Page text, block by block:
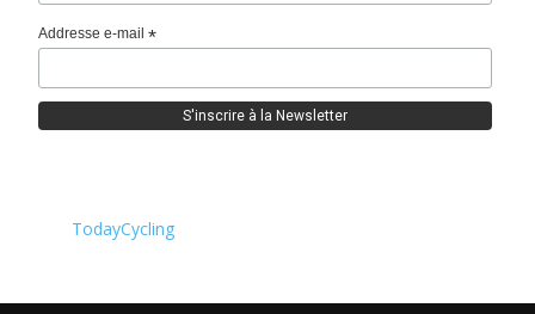
Addresse e-mail*
TodayCycling